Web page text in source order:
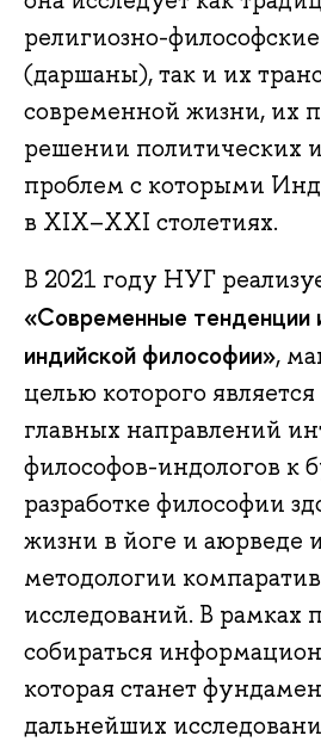
религиозно-
(даршаны), так и их
современной жизни, их
решении политических
проблем с которыми
в XIX–XXI столетиях.
В 2021 году НУГ
«Современные тенденции
индийской философии»,
целью которого
главных направлений
философов-индологов к
разработке философии
жизни в йоге и аюрведе
методологии
исследований. В рамках
собираться
которая станет
дальнейших